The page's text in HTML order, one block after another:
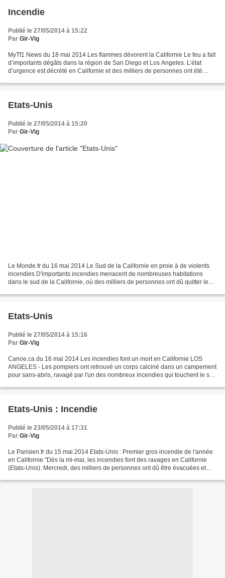
Incendie
Publié le 27/05/2014 à 15:22
Par Gir-Vig
MyTf1 News du 18 mai 2014 Les flammes dévorent la Californie Le feu a fait
d’importants dégâts dans la région de San Diego et Los Angeles. L’état
d’urgence est décrété en Californie et des milliers de personnes ont été
Etats-Unis
Publié le 27/05/2014 à 15:20
Par Gir-Vig
Le Monde.fr du 16 mai 2014 Le Sud de la Californie en proie à de violents
incendies D'importants incendies menacent de nombreuses habitations
dans le sud de la Californie, où des milliers de personnes ont dû quitter leur
Etats-Unis
Publié le 27/05/2014 à 15:16
Par Gir-Vig
Canoe.ca du 16 mai 2014 Les incendies font un mort en Californie LOS
ANGELES - Les pompiers ont retrouvé un corps calciné dans un campement
pour sans-abris, ravagé par l'un des nombreux incendies qui touchent le sud
Etats-Unis : Incendie
Publié le 23/05/2014 à 17:31
Par Gir-Vig
Le Parisien.fr du 15 mai 2014 Etats-Unis : Premier gros incendie de l'année
en Californie "Dès la mi-mai, les incendies font des ravages en Californie
(Etats-Unis). Mercredi, des milliers de personnes ont dû être évacuées et